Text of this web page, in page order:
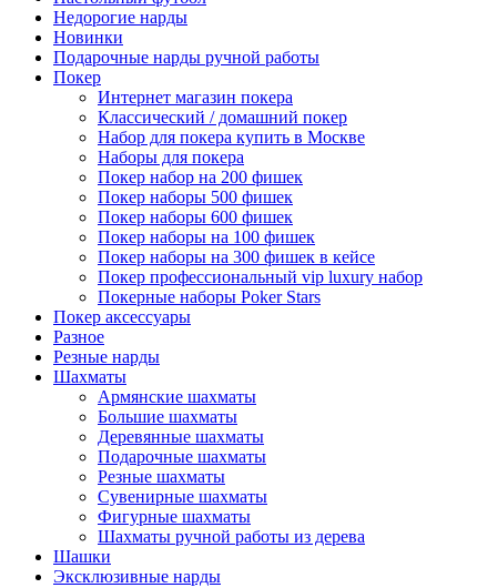
Недорогие нарды
Новинки
Подарочные нарды ручной работы
Покер
Интернет магазин покера
Классический / домашний покер
Набор для покера купить в Москве
Наборы для покера
Покер набор на 200 фишек
Покер наборы 500 фишек
Покер наборы 600 фишек
Покер наборы на 100 фишек
Покер наборы на 300 фишек в кейсе
Покер профессиональный vip luxury набор
Покерные наборы Poker Stars
Покер аксессуары
Разное
Резные нарды
Шахматы
Армянские шахматы
Большие шахматы
Деревянные шахматы
Подарочные шахматы
Резные шахматы
Сувенирные шахматы
Фигурные шахматы
Шахматы ручной работы из дерева
Шашки
Эксклюзивные нарды